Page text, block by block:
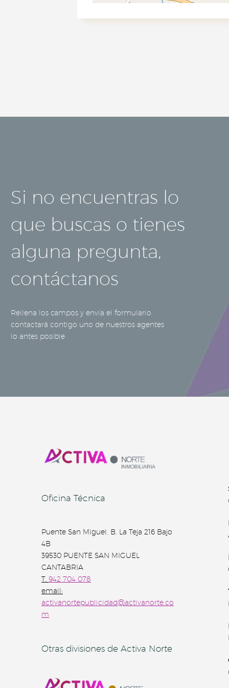
Si no encuentras lo
que buscas o tienes
alguna pregunta,
contáctanos
Rellena los campos y envía el formulario,
contactará contigo uno de nuestros agentes
lo antes posible
Oficina Técnica
Puente San Miguel, B. La Teja 216 Bajo
4B
39530 PUENTE SAN MIGUEL
CANTABRIA
T. 942 704 078
email:
activanortepublicidad@activanorte.co
m
Otras divisiones de Activa Norte